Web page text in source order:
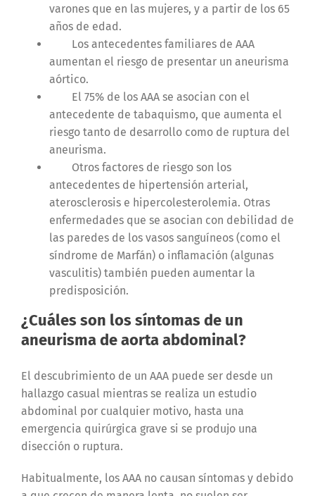
varones que en las mujeres, y a partir de los 65
años de edad.
Los antecedentes familiares de AAA
aumentan el riesgo de presentar un aneurisma
aórtico.
El 75% de los AAA se asocian con el
antecedente de tabaquismo, que aumenta el
riesgo tanto de desarrollo como de ruptura del
aneurisma.
Otros factores de riesgo son los
antecedentes de hipertensión arterial,
aterosclerosis e hipercolesterolemia. Otras
enfermedades que se asocian con debilidad de
las paredes de los vasos sanguíneos (como el
síndrome de Marfán) o inflamación (algunas
vasculitis) también pueden aumentar la
predisposición.
¿Cuáles son los síntomas de un
aneurisma de aorta abdominal?
El descubrimiento de un AAA puede ser desde un
hallazgo casual mientras se realiza un estudio
abdominal por cualquier motivo, hasta una
emergencia quirúrgica grave si se produjo una
disección o ruptura.
Habitualmente, los AAA no causan síntomas y debido